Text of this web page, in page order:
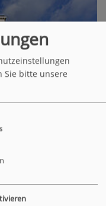
Die
Sie bitte unsere